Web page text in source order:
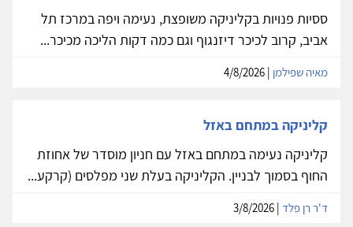
ססיות פנויות בקליניקה משופצת, נעימה ויפה במרכז תל
אביב, קרוב לכיכר דיזנגוף וגם כמה דקות הליכה מכיכר...
מאיה שפילמן
קליניקה במתחם באזל
קליניקה נעימה במתחם באזל עם חניון מוסדר של אחוזת
החוף בסמוך לבניין. הקליניקה בעלת שני מפלסים (קרקע...
ד'ר רן פלד